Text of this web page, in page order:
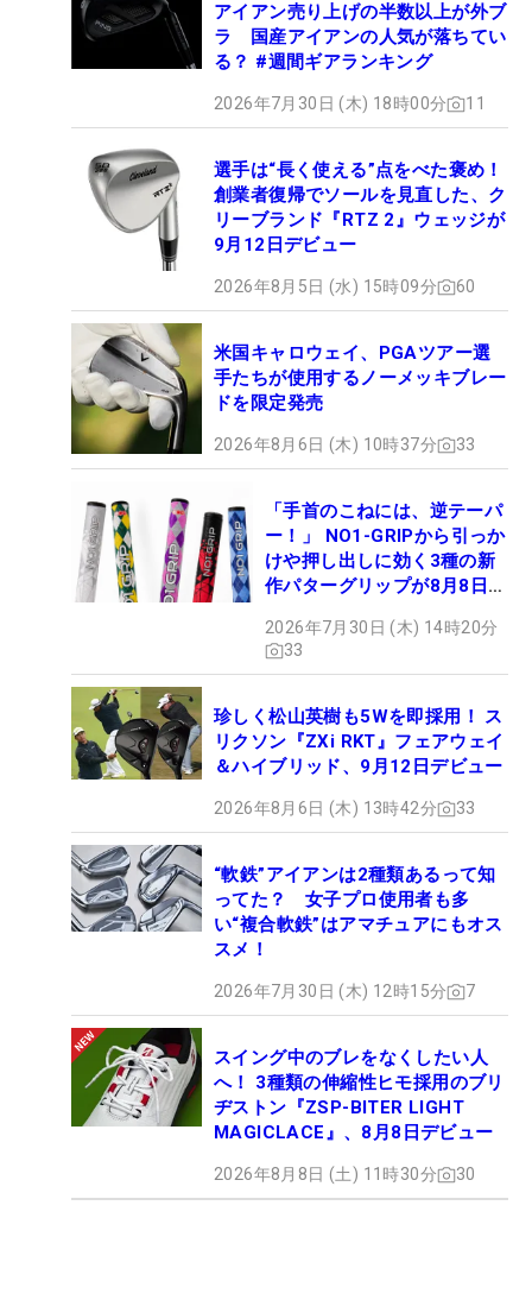
アイアン売り上げの半数以上が外ブ
ラ 国産アイアンの人気が落ちてい
る？ #週間ギアランキング
2026年7月30日 (木) 18時00分 11
選手は“長く使える”点をべた褒め！
創業者復帰でソールを見直した、ク
リーブランド『RTZ 2』ウェッジが
9月12日デビュー
2026年8月5日 (水) 15時09分 60
米国キャロウェイ、PGAツアー選
手たちが使用するノーメッキブレー
ドを限定発売
2026年8月6日 (木) 10時37分 33
「手首のこねには、逆テーパ
ー！」 NO1-GRIPから引っか
けや押し出しに効く3種の新
作パターグリップが8月8日デ
2026年7月30日 (木) 14時20分
33
珍しく松山英樹も5Wを即採用！ ス
リクソン『ZXi RKT』フェアウェイ
＆ハイブリッド、9月12日デビュー
2026年8月6日 (木) 13時42分 33
“軟鉄”アイアンは2種類あるって知
ってた？ 女子プロ使用者も多
い“複合軟鉄”はアマチュアにもオス
スメ！
2026年7月30日 (木) 12時15分 7
スイング中のブレをなくしたい人
へ！ 3種類の伸縮性ヒモ採用のブリ
ヂストン『ZSP-BITER LIGHT
MAGICLACE』、8月8日デビュー
2026年8月8日 (土) 11時30分 30